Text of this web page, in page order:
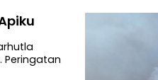
Peringatan